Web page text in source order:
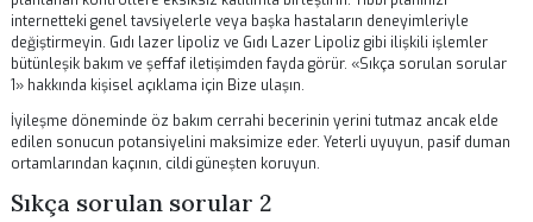
doğrulanmamış birden fazla tavsiyeyi birleştirmeyin. İlaç saatleri,
belirtiler ve aktivite sınırlarını içeren basit bir iyileşme günlüğü tutun.
aşamada günlük tutarlılık daha öngörülebilir sonuçlar oluşturur.
Yüz yüze ziyaretler arasında klinik ekibiyle açık iletişim kanalı
Hazırlanmış sorular kontrol süresini verimli kılar.Gıdı lazer lipoliz
Gıdı Lazer Lipolizyalnızca olgun değerlendirme sonrası
Sıkça sorulan sorular 1